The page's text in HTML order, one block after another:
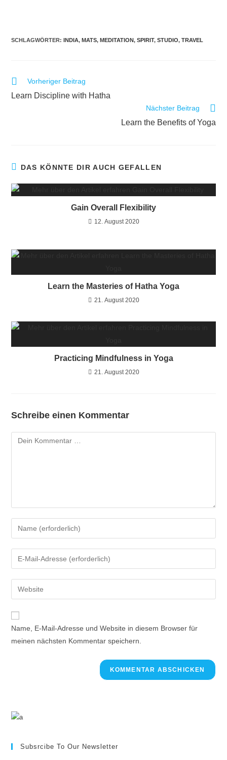
SCHLAGWÖRTER:INDIA, MATS, MEDITATION, SPIRIT, STUDIO, TRAVEL
Vorheriger Beitrag
Learn Discipline with Hatha
Nächster Beitrag
Learn the Benefits of Yoga
DAS KÖNNTE DIR AUCH GEFALLEN
Gain Overall Flexibility
12. August 2020
Learn the Masteries of Hatha Yoga
21. August 2020
Practicing Mindfulness in Yoga
21. August 2020
Schreibe einen Kommentar
Name, E-Mail-Adresse und Website in diesem Browser für
meinen nächsten Kommentar speichern.
Subsrcibe To Our Newsletter